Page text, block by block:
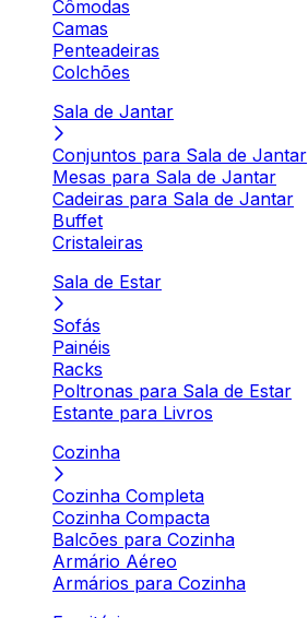
Cômodas
Camas
Penteadeiras
Colchões
Sala de Jantar
Conjuntos para Sala de Jantar
Mesas para Sala de Jantar
Cadeiras para Sala de Jantar
Buffet
Cristaleiras
Sala de Estar
Sofás
Painéis
Racks
Poltronas para Sala de Estar
Estante para Livros
Cozinha
Cozinha Completa
Cozinha Compacta
Balcões para Cozinha
Armário Aéreo
Armários para Cozinha